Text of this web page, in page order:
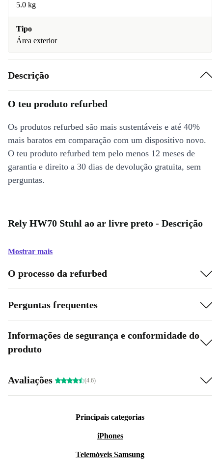
5.0 kg
Tipo
Área exterior
Descrição
O teu produto refurbed
Os produtos refurbed são mais sustentáveis e até 40%
mais baratos em comparação com um dispositivo novo.
O teu produto refurbed tem pelo menos 12 meses de
garantia e direito a 30 dias de devolução gratuita, sem
perguntas.
Rely HW70 Stuhl ao ar livre preto - Descrição
Mostrar mais
O processo da refurbed
Perguntas frequentes
Informações de segurança e conformidade do
produto
Avaliações (4.6)
Principais categorias
iPhones
Telemóveis Samsung